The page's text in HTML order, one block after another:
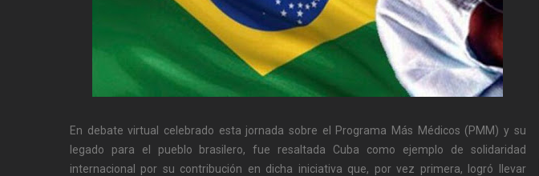
En debate virtual celebrado esta jornada sobre el Programa Más Médicos (PMM) y su
legado para el pueblo brasilero, fue resaltada Cuba como ejemplo de solidaridad
internacional por su contribución en dicha iniciativa que, por vez primera, logró llevar